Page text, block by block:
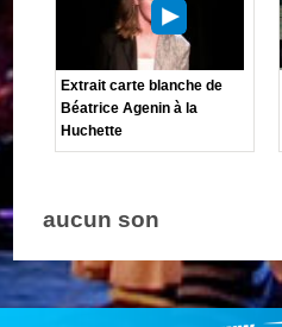
Extrait carte blanche de
Béatrice Agenin à la
Huchette
aucun son